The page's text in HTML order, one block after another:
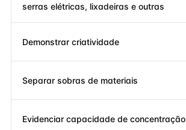
serras elétricas, lixadeiras e outras
Demonstrar criatividade
Separar sobras de materiais
Evidenciar capacidade de concentração